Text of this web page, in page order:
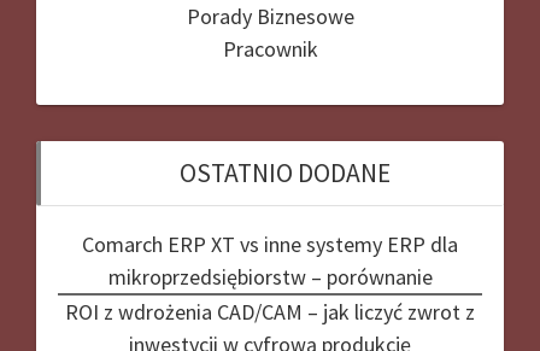
Porady Biznesowe
Pracownik
OSTATNIO DODANE
Comarch ERP XT vs inne systemy ERP dla
mikroprzedsiębiorstw – porównanie
ROI z wdrożenia CAD/CAM – jak liczyć zwrot z
inwestycji w cyfrową produkcję